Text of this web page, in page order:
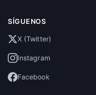
SÍGUENOS
X (Twitter)
Instagram
Facebook